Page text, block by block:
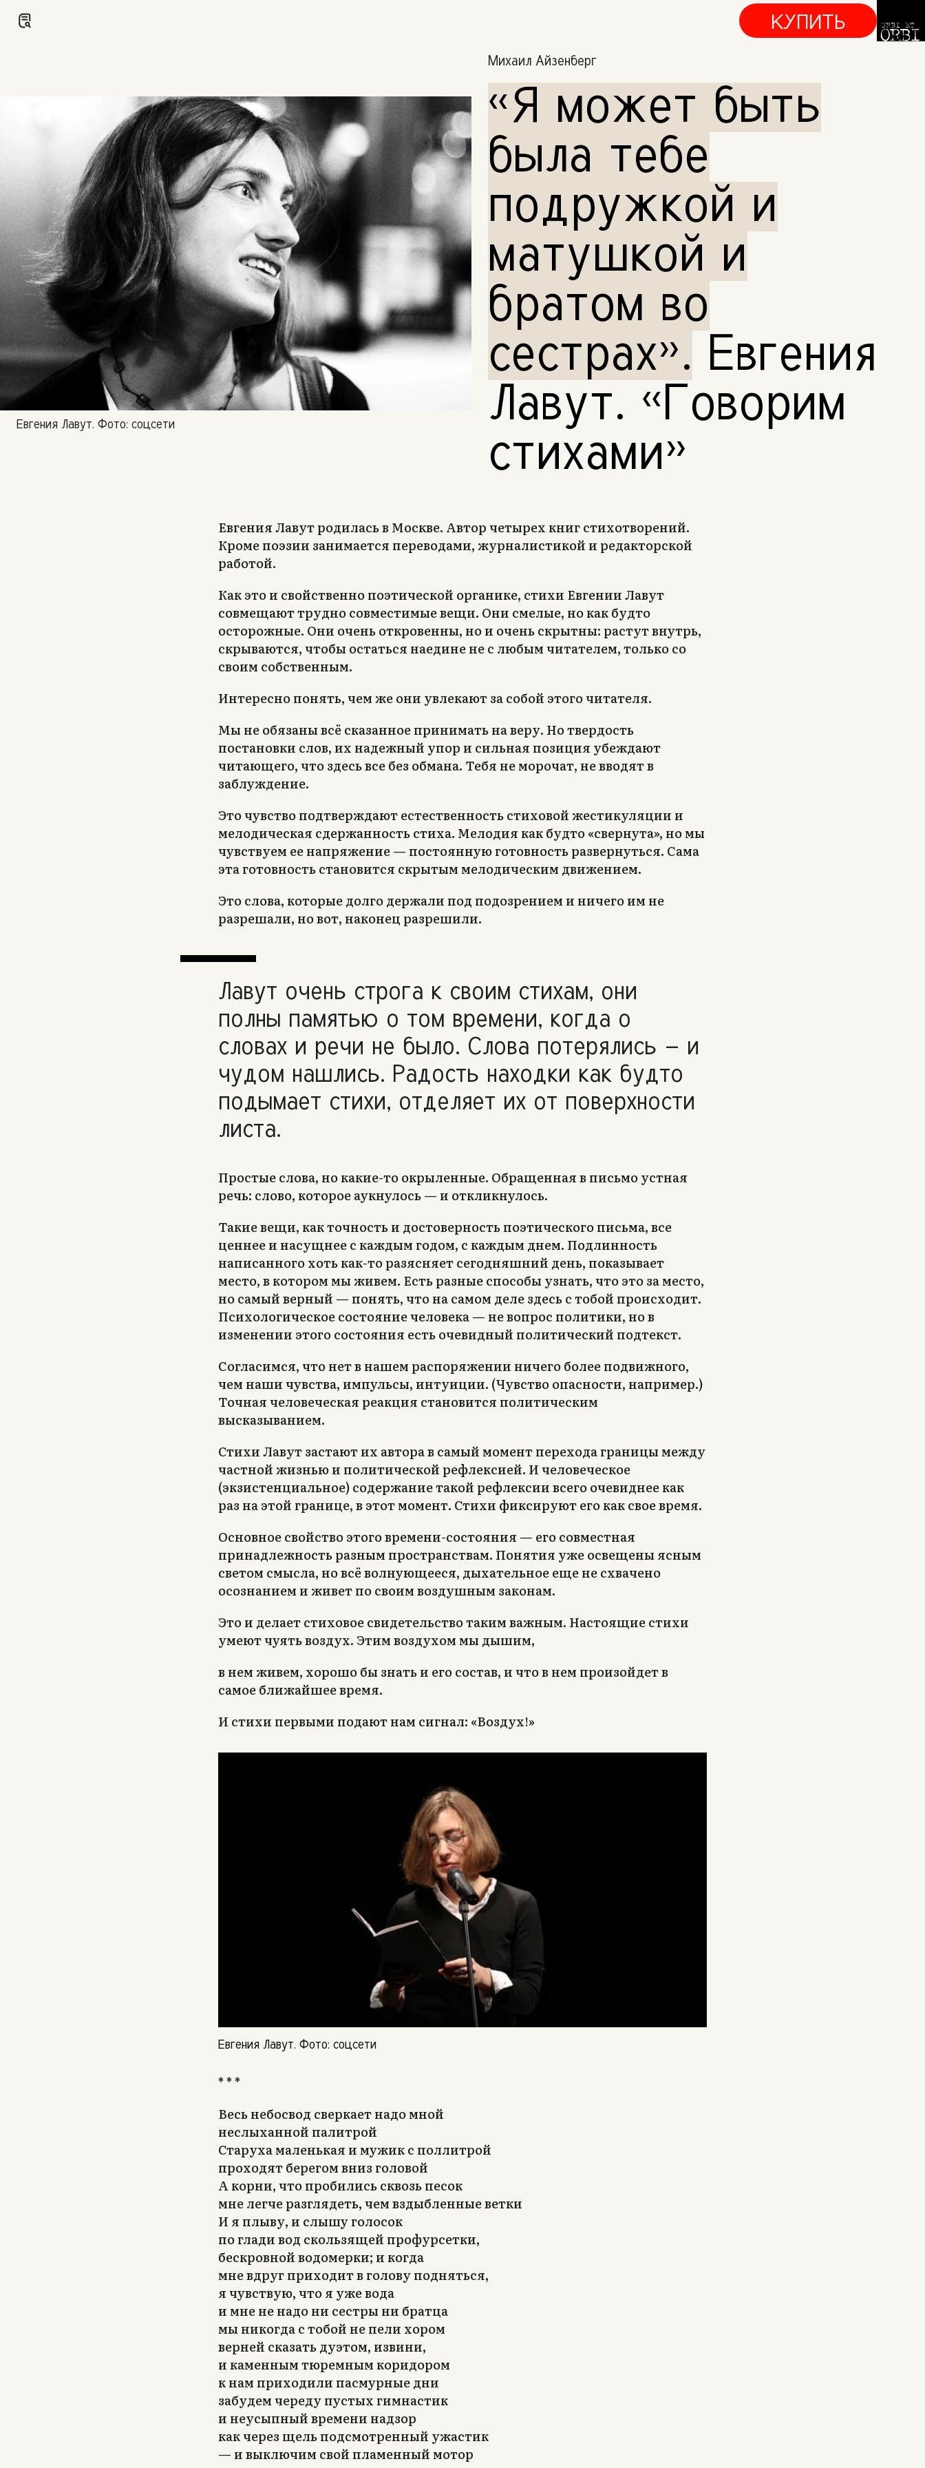
КУПИТЬ
Евгения Лавут. Фото: соцсети
Михаил Айзенберг
«Я может быть
была тебе
подружкой и
матушкой и
братом во
сестрах». Евгения
Лавут. «Говорим
стихами»
Евгения Лавут родилась в Москве. Автор четырех книг стихотворений.
Кроме поэзии занимается переводами, журналистикой и редакторской
работой.
Как это и свойственно поэтической органике, стихи Евгении Лавут
совмещают трудно совместимые вещи. Они смелые, но как будто
осторожные. Они очень откровенны, но и очень скрытны: растут внутрь,
скрываются, чтобы остаться наедине не с любым читателем, только со
своим собственным.
Интересно понять, чем же они увлекают за собой этого читателя.
Мы не обязаны всё сказанное принимать на веру. Но твердость
постановки слов, их надежный упор и сильная позиция убеждают
читающего, что здесь все без обмана. Тебя не морочат, не вводят в
заблуждение.
Это чувство подтверждают естественность стиховой жестикуляции и
мелодическая сдержанность стиха. Мелодия как будто «свернута», но мы
чувствуем ее напряжение — постоянную готовность развернуться. Сама
эта готовность становится скрытым мелодическим движением.
Это слова, которые долго держали под подозрением и ничего им не
разрешали, но вот, наконец разрешили.
Лавут очень строга к своим стихам, они
полны памятью о том времени, когда о
словах и речи не было. Слова потерялись — и
чудом нашлись. Радость находки как будто
подымает стихи, отделяет их от поверхности
листа.
Простые слова, но какие-то окрыленные. Обращенная в письмо устная
речь: слово, которое аукнулось — и откликнулось.
Такие вещи, как точность и достоверность поэтического письма, все
ценнее и насущнее с каждым годом, с каждым днем. Подлинность
написанного хоть как-то разясняет сегодняшний день, показывает
место, в котором мы живем. Есть разные способы узнать, что это за место,
но самый верный — понять, что на самом деле здесь с тобой происходит.
Психологическое состояние человека — не вопрос политики, но в
изменении этого состояния есть очевидный политический подтекст.
Согласимся, что нет в нашем распоряжении ничего более подвижного,
чем наши чувства, импульсы, интуиции. (Чувство опасности, например.)
Точная человеческая реакция становится политическим
высказыванием.
Стихи Лавут застают их автора в самый момент перехода границы между
частной жизнью и политической рефлексией. И человеческое
(экзистенциальное) содержание такой рефлексии всего очевиднее как
раз на этой границе, в этот момент. Стихи фиксируют его как свое время.
Основное свойство этого времени-состояния — его совместная
принадлежность разным пространствам. Понятия уже освещены ясным
светом смысла, но всё волнующееся, дыхательное еще не схвачено
осознанием и живет по своим воздушным законам.
Это и делает стиховое свидетельство таким важным. Настоящие стихи
умеют чуять воздух. Этим воздухом мы дышим,
в нем живем, хорошо бы знать и его состав, и что в нем произойдет в
самое ближайшее время.
И стихи первыми подают нам сигнал: «Воздух!»
Евгения Лавут. Фото: соцсети
* * *
Весь небосвод сверкает надо мной
неслыханной палитрой
Старуха маленькая и мужик с поллитрой
проходят берегом вниз головой
А корни, что пробились сквозь песок
мне легче разглядеть, чем вздыбленные ветки
И я плыву, и слышу голосок
по глади вод скользящей профурсетки,
бескровной водомерки; и когда
мне вдруг приходит в голову подняться,
я чувствую, что я уже вода
и мне не надо ни сестры ни братца
мы никогда с тобой не пели хором
верней сказать дуэтом, извини,
и каменным тюремным коридором
к нам приходили пасмурные дни
забудем череду пустых гимнастик
и неусыпный времени надзор
как через щель подсмотренный ужастик
— и выключим свой пламенный мотор